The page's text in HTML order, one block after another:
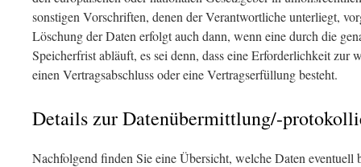
sonstigen Vorschriften, denen der Verantwortliche unterliegt,
Löschung der Daten erfolgt auch dann, wenn eine durch die
Speicherfrist abläuft, es sei denn, dass eine Erforderlichkeit zur
einen Vertragsabschluss oder eine Vertragserfüllung besteht.
Details zur Datenübermittlung/-
Nachfolgend finden Sie eine Übersicht, welche Daten eventuell